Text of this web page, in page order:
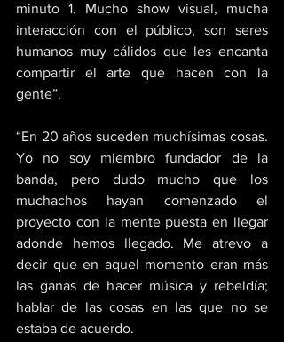
minuto 1. Mucho show visual, mucha
interacción con el público, son seres
humanos muy cálidos que les encanta
compartir el arte que hacen con la
gente”.
“En 20 años suceden muchísimas cosas.
Yo no soy miembro fundador de la
banda, pero dudo mucho que los
muchachos hayan comenzado el
proyecto con la mente puesta en llegar
adonde hemos llegado. Me atrevo a
decir que en aquel momento eran más
las ganas de hacer música y rebeldía;
hablar de las cosas en las que no se
estaba de acuerdo.